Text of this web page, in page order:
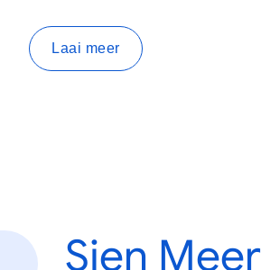
Laai meer
Sien Meer